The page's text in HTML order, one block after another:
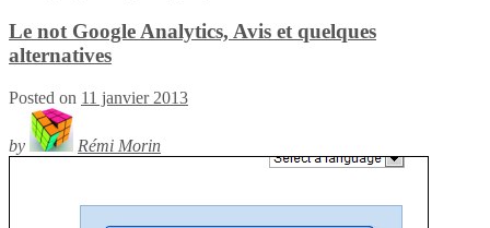
Le not Google Analytics, Avis et quelques
alternatives
Posted on 11 janvier 2013
by Rémi Morin